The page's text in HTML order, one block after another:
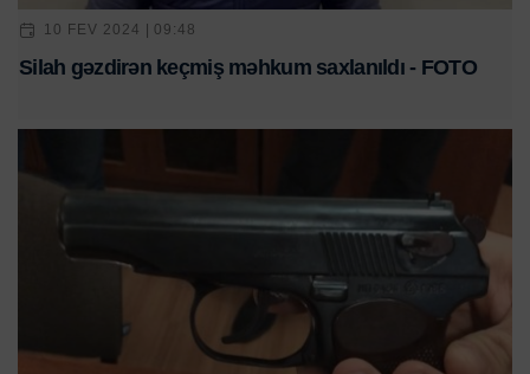
10 FEV 2024 | 09:48
Silah gəzdirən keçmiş məhkum saxlanıldı - FOTO